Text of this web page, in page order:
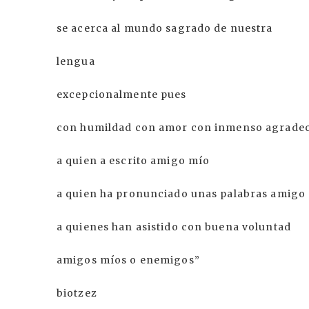
se acerca al mundo sagrado de nuestra
lengua
excepcionalmente pues
con humildad con amor con inmenso
a quien a escrito amigo mío
a quien ha pronunciado unas palabras amigo
a quienes han asistido con buena voluntad
amigos míos o enemigos”
biotzez